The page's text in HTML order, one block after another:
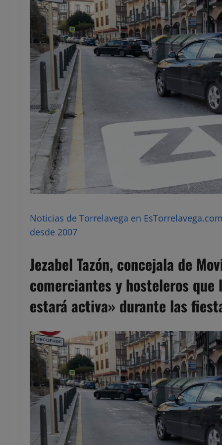
Noticias de Torrelavega en
desde 2007
Jezabel Tazón, concejala de
comerciantes y hosteleros que
estará activa» durante las